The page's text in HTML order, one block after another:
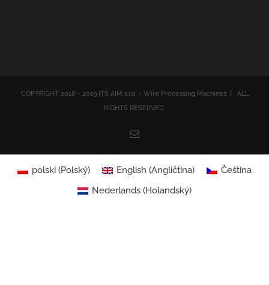
COPYRIGHT 2018 - 2019 ITS AIM s.r.o. - Wire Processing Machines | ALL
RIGHTS RESERVED
Email
polski (Polský) English (Angličtina)
Čeština
Nederlands (Holandský)